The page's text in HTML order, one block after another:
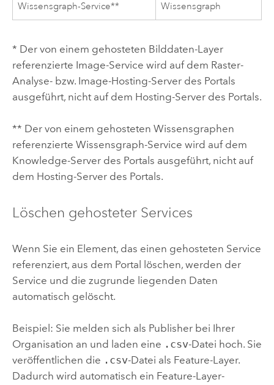
Wissensgraph-Service** Wissensgraph
* Der von einem gehosteten Bilddaten-Layer
referenzierte Image-Service wird auf dem Raster-
Analyse- bzw. Image-Hosting-Server des Portals
ausgeführt, nicht auf dem Hosting-Server des Portals.
** Der von einem gehosteten Wissensgraphen
referenzierte Wissensgraph-Service wird auf dem
Knowledge-Server des Portals ausgeführt, nicht auf
dem Hosting-Server des Portals.
Löschen gehosteter Services
Wenn Sie ein Element, das einen gehosteten Service
referenziert, aus dem Portal löschen, werden der
Service und die zugrunde liegenden Daten
automatisch gelöscht.
Beispiel: Sie melden sich als Publisher bei Ihrer
Organisation an und laden eine .csv-Datei hoch. Sie
veröffentlichen die .csv-Datei als Feature-Layer.
Dadurch wird automatisch ein Feature-Layer-